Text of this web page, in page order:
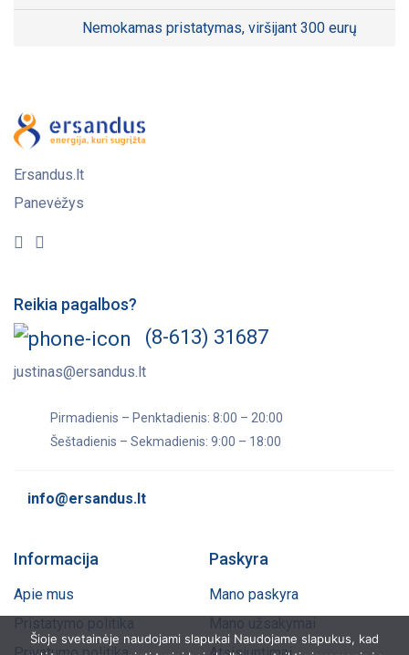
Nemokamas pristatymas, viršijant 300 eurų
Ersandus.lt
Panevėžys
Reikia pagalbos?
(8-613) 31687
justinas@ersandus.lt
Pirmadienis – Penktadienis: 8:00 – 20:00
Šeštadienis – Sekmadienis: 9:00 – 18:00
info@ersandus.lt
Informacija
Apie mus
Paskyra
Mano paskyra
Šioje svetainėje naudojami slapukai Naudojame slapukus, kad